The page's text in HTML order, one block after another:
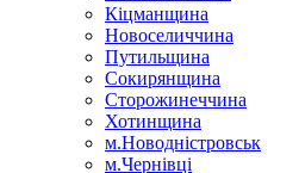
Кіцманщина
Новоселиччина
Путильщина
Сокирянщина
Сторожинеччина
Хотинщина
м.Новодністровськ
м.Чернівці